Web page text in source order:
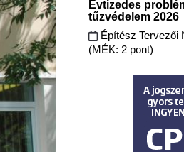
Évtizedes
tűzvédelem 2026
Építész Tervezői
(MÉK: 2 pont)